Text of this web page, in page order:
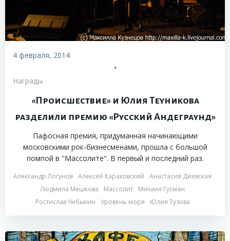
4 февраля, 2014
•
Награды
«Происшествие» и Юлия Теуникова
разделили премию «Русский Андеграунд»
Пафосная премия, придуманная начинающими
московскими рок-бизнесменами, прошла с большой
помпой в "Массолите". В первый и последний раз.
Александр Логунов Алексей Караковский
Анастасия Диевская
Людмила Мешкова
Массолит
Михаил Гусман
Ростислав Чебыкин
Уровень моря Юлия Тузова